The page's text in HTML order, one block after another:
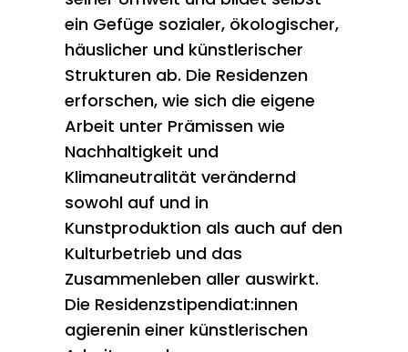
ein Gefüge sozialer, ökologischer,
häuslicher und künstlerischer
Strukturen ab. Die Residenzen
erforschen, wie sich die eigene
Arbeit unter Prämissen wie
Nachhaltigkeit und
Klimaneutralität verändernd
sowohl auf und in
Kunstproduktion als auch auf den
Kulturbetrieb und das
Zusammenleben aller auswirkt.
Die Residenzstipendiat:innen
agierenin einer künstlerischen